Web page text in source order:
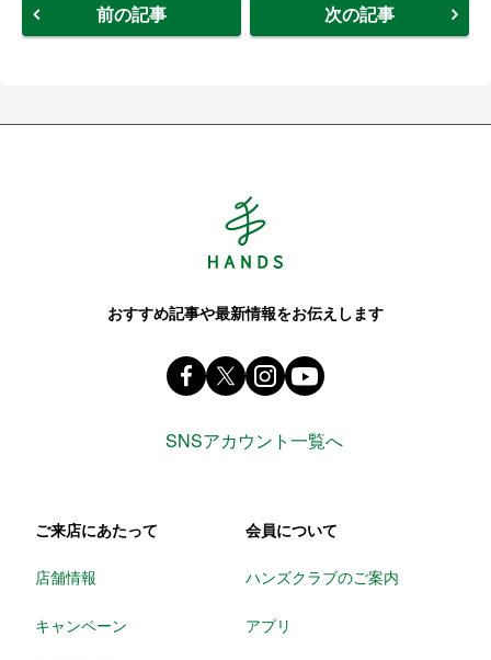
前の記事 次の記事
おすすめ記事や最新情報をお伝えします
Facebook ハンズ公式ファンページ
X(旧 twitter) @Hands_official_
instagram
SNSアカウント一覧へ
ご来店にあたって
店舗情報
キャンペーン
会員について
ハンズクラブのご案内
アプリ